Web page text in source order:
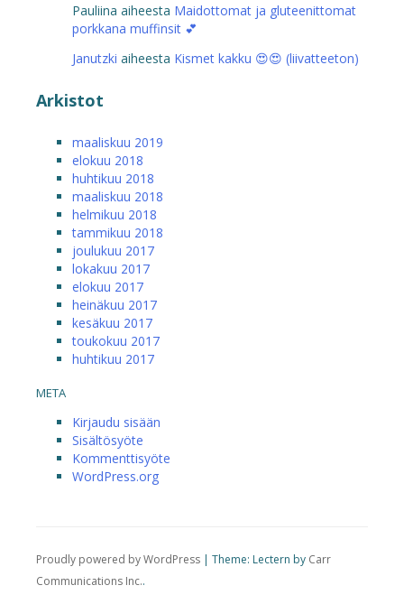
Pauliina aiheesta Maidottomat ja gluteenittomat
porkkana muffinsit 💕
Janutzki aiheesta Kismet kakku 😍😍 (liivatteeton)
Arkistot
maaliskuu 2019
elokuu 2018
huhtikuu 2018
maaliskuu 2018
helmikuu 2018
tammikuu 2018
joulukuu 2017
lokakuu 2017
elokuu 2017
heinäkuu 2017
kesäkuu 2017
toukokuu 2017
huhtikuu 2017
META
Kirjaudu sisään
Sisältösyöte
Kommenttisyöte
WordPress.org
Proudly powered by WordPress | Theme: Lectern by Carr
Communications Inc..